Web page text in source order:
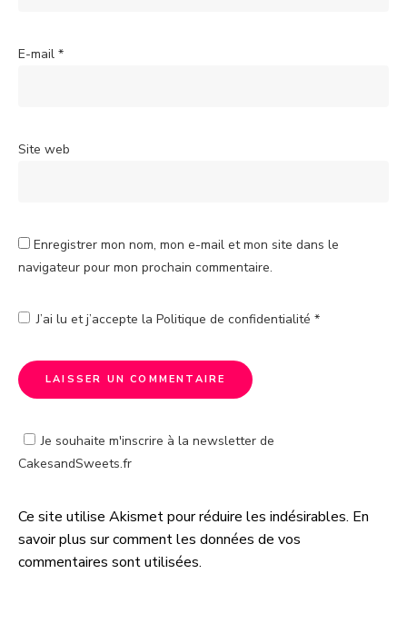
E-mail *
Site web
Enregistrer mon nom, mon e-mail et mon site dans le
navigateur pour mon prochain commentaire.
J’ai lu et j’accepte la Politique de confidentialité *
Je souhaite m'inscrire à la newsletter de
CakesandSweets.fr
A
l
t
Ce site utilise Akismet pour réduire les indésirables. En
savoir plus sur comment les données de vos
commentaires sont utilisées.